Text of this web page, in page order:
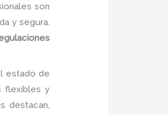
son
y segura.
estado de
flexibles y
destacan,